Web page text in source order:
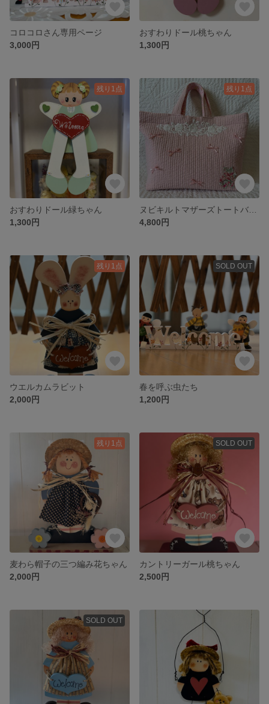
コロコロさん専用ページ
3,000円
おすわりドール桃ちゃん
1,300円
残り1点
おすわりドール緑ちゃん
1,300円
残り1点
4,800円
残り1点
ウエルカムラビット
2,000円
SOLD OUT
春を呼ぶ虫たち
1,200円
残り1点
麦わら帽子の三つ編み花ちゃん
2,000円
SOLD OUT
カントリーガール桃ちゃん
2,500円
SOLD OUT